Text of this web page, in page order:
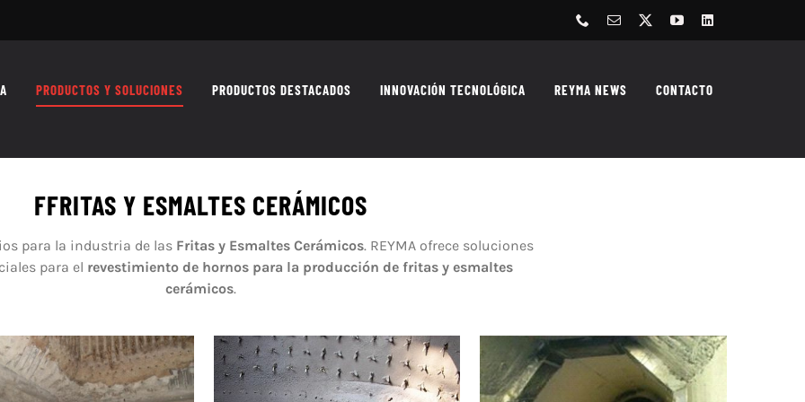
PhoneCorreo
YouTubeLinkedIn
PRODUCTOS Y SOLUCIONES PRODUCTOS DESTACADOS INNOVACIÓN TECNOLÓGICA REYMA NEWS CONTACTO
FFRITAS Y ESMALTES CERÁMICOS
para la industria de las Fritas y Esmaltes Cerámicos. REYMA ofrece soluciones
para el revestimiento de hornos para la producción de fritas y esmaltes
cerámicos.